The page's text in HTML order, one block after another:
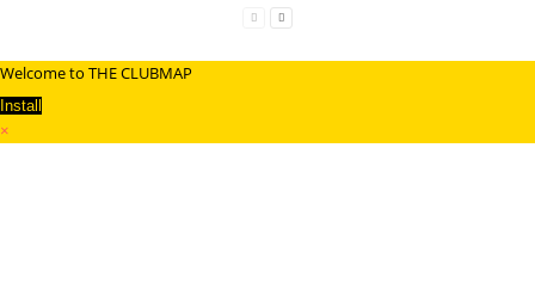
Welcome to THE CLUBMAP
Install
×